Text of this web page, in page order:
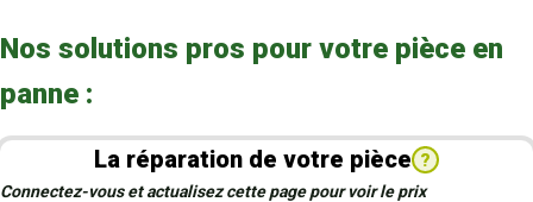
Nos solutions pros pour votre pièce en
panne :
La réparation de votre pièce ?
Connectez-vous et actualisez cette page pour voir le prix